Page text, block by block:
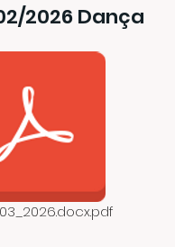
2026 Dança
03_2026.docx.pdf